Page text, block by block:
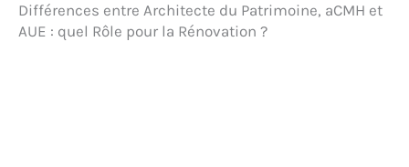
Différences entre Architecte du Patrimoine, aCMH et
AUE : quel Rôle pour la Rénovation ?